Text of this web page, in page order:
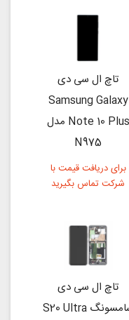
تاچ ال سی دی
Samsung Galaxy
Note 10 Plus مدل
N975
برای دریافت قیمت با
شرکت تماس بگیرید
تاچ ال سی دی
سامسونگ S20 Ultra